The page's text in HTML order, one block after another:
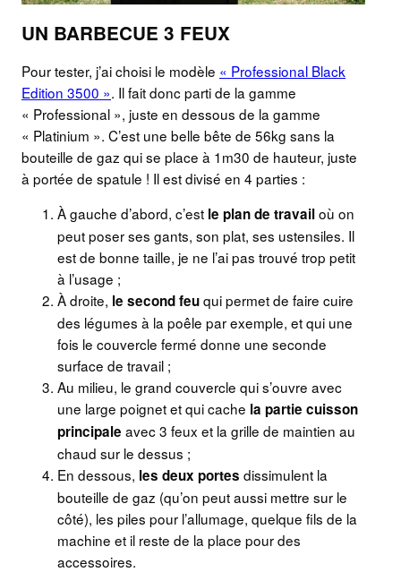
UN BARBECUE 3 FEUX
Pour tester, j’ai choisi le modèle « Professional Black
Edition 3500 ». Il fait donc parti de la gamme
« Professional », juste en dessous de la gamme
« Platinium ». C’est une belle bête de 56kg sans la
bouteille de gaz qui se place à 1m30 de hauteur, juste
à portée de spatule ! Il est divisé en 4 parties :
À gauche d’abord, c’est le plan de travailoù on
peut poser ses gants, son plat, ses ustensiles. Il
est de bonne taille, je ne l’ai pas trouvé trop petit
à l’usage ;
À droite, le second feuqui permet de faire cuire
des légumes à la poêle par exemple, et qui une
fois le couvercle fermé donne une seconde
surface de travail ;
Au milieu, le grand couvercle qui s’ouvre avec
une large poignet et qui cache la partie cuisson
principale avec 3 feux et la grille de maintien au
chaud sur le dessus ;
En dessous, les deux portes dissimulent la
bouteille de gaz (qu’on peut aussi mettre sur le
côté), les piles pour l’allumage, quelque fils de la
machine et il reste de la place pour des
accessoires.